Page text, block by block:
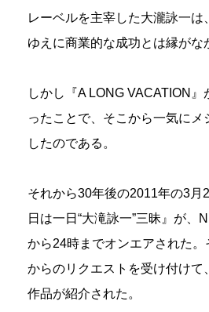
レーベルを主宰した大瀧詠一は
ゆえに商業的な成功とは縁がな
しかし『A LONG VACATION
ったことで、そこから一気にメ
したのである。
それから30年後の2011年の3月
日は一日“大滝詠一”三昧』が、
から24時までオンエアされた
からのリクエストを受け付けて
作品が紹介された。